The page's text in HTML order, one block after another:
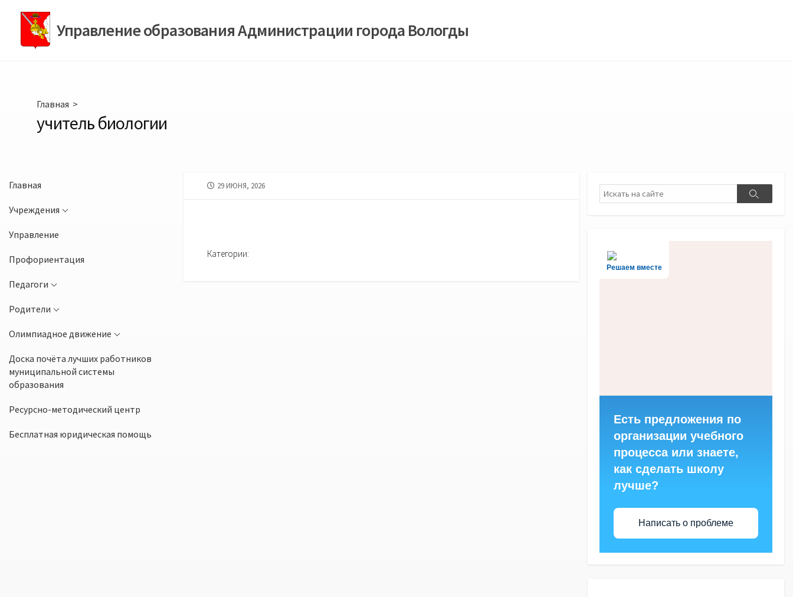
содержимомуУправление образования Администрации города Вологды
Главная >
учитель биологии
Главная
Учреждения
Управление
Профориентация
Педагоги
Родители
Олимпиадное движение
Доска почёта лучших работников
муниципальной системы
образования
Ресурсно-методический центр
Бесплатная юридическая помощь
ДАТА
29 ИЮНЯ, 2026
Категории:
Поиск
Поиск
Решаем вместе
Есть предложения по
организации учебного
процесса или знаете,
как сделать школу
лучше?
Написать о проблеме